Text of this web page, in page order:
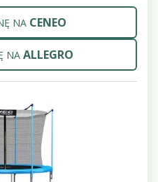
NA CENEO
NA ALLEGRO